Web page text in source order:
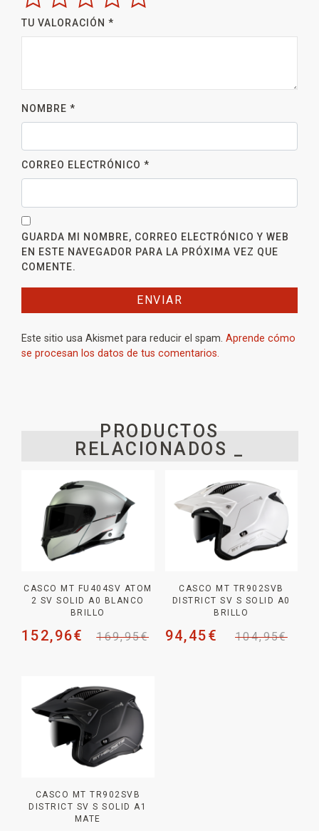
TU VALORACIÓN *
NOMBRE *
CORREO ELECTRÓNICO *
GUARDA MI NOMBRE, CORREO ELECTRÓNICO Y WEB
EN ESTE NAVEGADOR PARA LA PRÓXIMA VEZ QUE
COMENTE.
Este sitio usa Akismet para reducir el spam. Aprende cómo
se procesan los datos de tus comentarios.
PRODUCTOS
RELACIONADOS _
CASCO MT FU404SV ATOM
2 SV SOLID A0 BLANCO
BRILLO
169,95€
152,96€
CASCO MT TR902SVB
DISTRICT SV S SOLID A0
BRILLO
104,95€
94,45€
CASCO MT TR902SVB
DISTRICT SV S SOLID A1
MATE